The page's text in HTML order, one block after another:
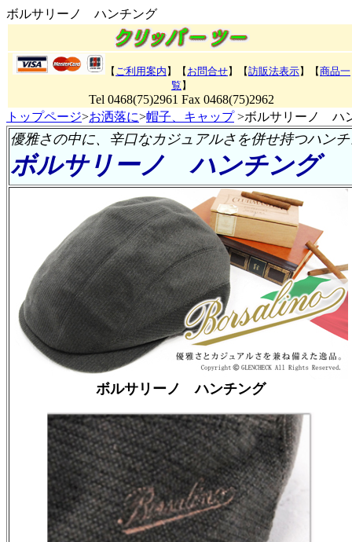
ボルサリーノ ハンチング
【 ご利用案内 】【 お問合せ】【訪販法表示】【商品一
覧 】
Tel 0468(75)2961 Fax 0468(75)2962
トップページ>お洒落に>帽子、キャップ>ボルサリーノ ハ
優雅さの中に、辛口なカジュアルさを併せ持つハン
ボルサリーノ ハンチング
ボルサリーノ ハンチング